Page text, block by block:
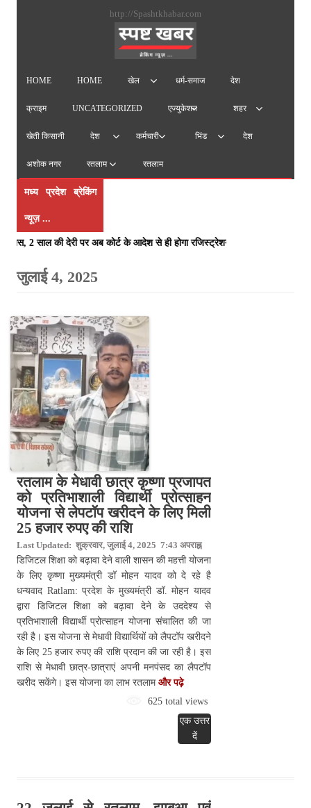
http://Spashtkhabar.com
HOME HOME खेल धर्म-समाज देश
क्राइम UNCATEGORIZED एज्युकेशन शहर
खेती किसानी देश कर्मचारी भिंड देश
अशोक नगर रतलाम रतलाम
मध्य प्रदेश ब्रेकिंग
न्यूज़ ...
2 साल की देरी पर अब कोर्ट के आदेश से ही होगा रजिस्ट्रेशन chief editor
रतलाम के मेधावी छात्र कृष्णा प्रजापत
को प्रतिभाशाली विद्यार्थी प्रोत्साहन
योजना से लेपटॉप खरीदने के लिए मिली
25 हजार रुपए की राशि
Last Updated: शुक्रवार, जुलाई 4, 2025 7:43 अपराह्न
डिजिटल शिक्षा को बढ़ावा देने वाली शासन की महत्ती योजना
के लिए कृष्णा मुख्यमंत्री डॉ मोहन यादव को दे रहे है
धन्यवाद Ratlam: प्रदेश के मुख्यमंत्री डॉ. मोहन यादव
द्वारा डिजिटल शिक्षा को बढ़ावा देने के उददेश्य से
प्रतिभाशाली विद्यार्थी प्रोत्साहन योजना संचालित की जा
रही है। इस योजना से मेधावी विद्यार्थियों को लैपटॉप खरीदने
के लिए 25 हजार रुपए की राशि प्रदान की जा रही है। इस
राशि से मेधावी छात्र-छात्राएं अपनी मनपंसद का लैपटॉप
खरीद सकेंगे। इस योजना का लाभ रतलाम और पढ़े
625 total views
एक उत्तर
दें